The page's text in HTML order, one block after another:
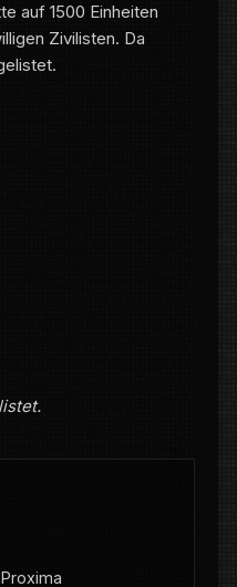
auf 1500 Einheiten
Zivilisten. Da